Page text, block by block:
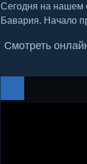
Сегодня на нашем
Бавария. Начало
Смотреть